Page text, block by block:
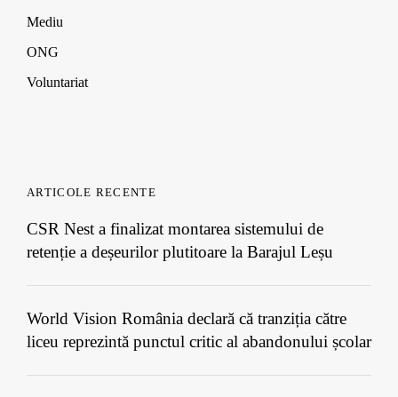
Mediu
ONG
Voluntariat
ARTICOLE RECENTE
CSR Nest a finalizat montarea sistemului de
retenție a deșeurilor plutitoare la Barajul Leșu
World Vision România declară că tranziția către
liceu reprezintă punctul critic al abandonului școlar